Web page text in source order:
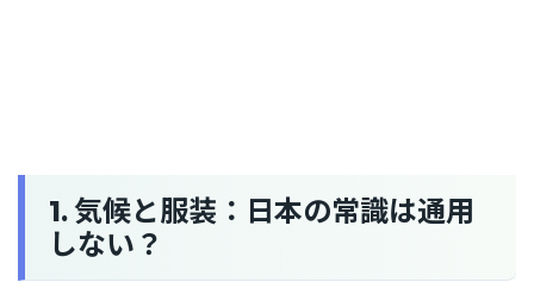
1. 気候と服装：日本の常識は通用
しない？